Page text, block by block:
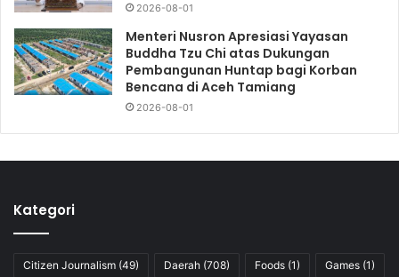
2026-08-01
Menteri Nusron Apresiasi Yayasan
Buddha Tzu Chi atas Dukungan
Pembangunan Huntap bagi Korban
Bencana di Aceh Tamiang
2026-08-01
Kategori
Citizen Journalism (49) Daerah (708) Foods (1) Games (1)